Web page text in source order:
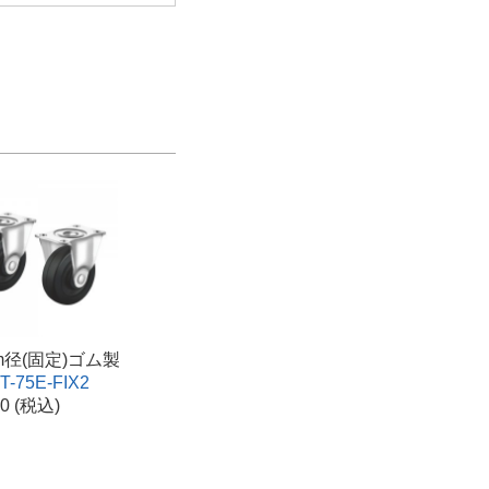
径(固定)ゴム製
75E-FIX2
(税込)